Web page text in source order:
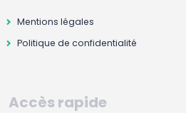
Mentions légales
Politique de confidentialité
Accès rapide